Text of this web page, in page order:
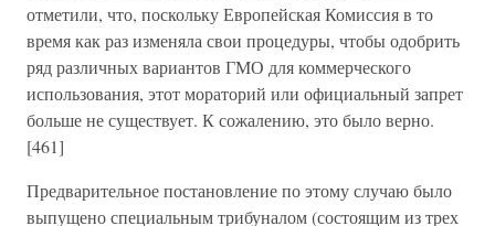
отметили, что, поскольку Европейская Комиссия в то
время как раз изменяла свои процедуры, чтобы одобрить
ряд различных вариантов ГМО для коммерческого
использования, этот мораторий или официальный запрет
больше не существует. К сожалению, это было верно.
[461]
Предварительное постановление по этому случаю было
выпущено специальным трибуналом (состоящим из трех